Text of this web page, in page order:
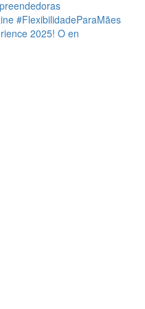
2025! O en